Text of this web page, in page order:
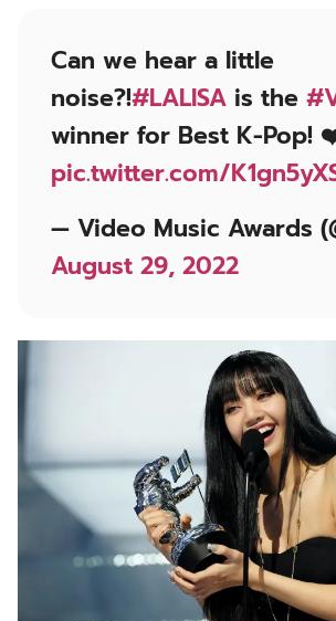
Can we hear a little
noise?!#LALISA is the
winner for Best K-Pop!
pic.twitter.com/
— Video Music Awards
August 29, 2022